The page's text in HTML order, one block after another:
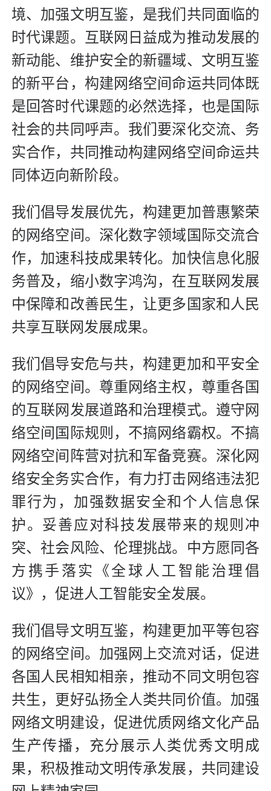
境、加强文明互鉴，是我们共同面临的
时代课题。互联网日益成为推动发展的
新动能、维护安全的新疆域、文明互鉴
的新平台，构建网络空间命运共同体既
是回答时代课题的必然选择，也是国际
社会的共同呼声。我们要深化交流、务
实合作，共同推动构建网络空间命运共
同体迈向新阶段。
我们倡导发展优先，构建更加普惠繁荣
的网络空间。深化数字领域国际交流合
作，加速科技成果转化。加快信息化服
务普及，缩小数字鸿沟，在互联网发展
中保障和改善民生，让更多国家和人民
共享互联网发展成果。
我们倡导安危与共，构建更加和平安全
的网络空间。尊重网络主权，尊重各国
的互联网发展道路和治理模式。遵守网
络空间国际规则，不搞网络霸权。不搞
网络空间阵营对抗和军备竞赛。深化网
络安全务实合作，有力打击网络违法犯
罪行为，加强数据安全和个人信息保
护。妥善应对科技发展带来的规则冲
突、社会风险、伦理挑战。中方愿同各
方携手落实《全球人工智能治理倡
议》，促进人工智能安全发展。
我们倡导文明互鉴，构建更加平等包容
的网络空间。加强网上交流对话，促进
各国人民相知相亲，推动不同文明包容
共生，更好弘扬全人类共同价值。加强
网络文明建设，促进优质网络文化产品
生产传播，充分展示人类优秀文明成
果，积极推动文明传承发展，共同建设